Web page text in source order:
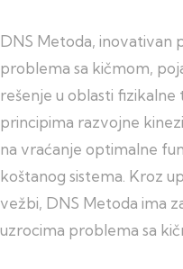
DNS Metoda, inovativan
problema sa kičmom,
rešenje u oblasti
principima razvojne
na vraćanje optimalne
koštanog sistema. Kroz
vežbi, DNS Metoda ima
uzrocima problema sa